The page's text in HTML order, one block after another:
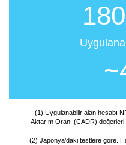
(1) Uygulanabilir alan hesabı
Aktarım Oranı (CADR)
(2) Japonya’daki testlere göre.